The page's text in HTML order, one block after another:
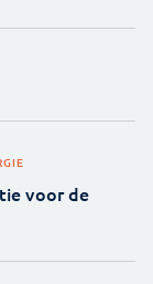
voor de